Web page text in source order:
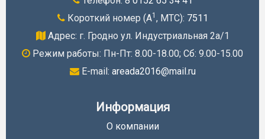
Короткий номер (A1 , МТС): 7511
Адрес: г. Гродно ул. Индустриальная 2а/1
Режим работы: Пн-Пт: 8.00-18.00; Cб: 9.00-15.00
E-mail: areada2016@mail.ru
Информация
О компании